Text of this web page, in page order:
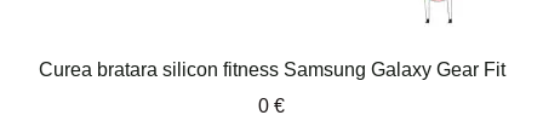
Curea bratara silicon fitness Samsung Galaxy Gear Fit
0 €